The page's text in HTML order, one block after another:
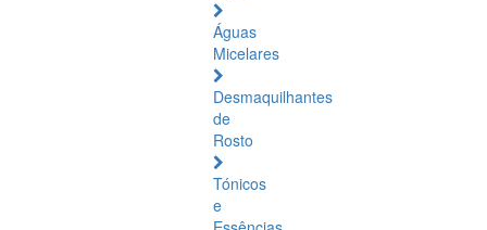
Águas
Micelares
Desmaquilhantes
de
Rosto
Tónicos
e